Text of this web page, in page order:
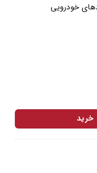
خودرویی